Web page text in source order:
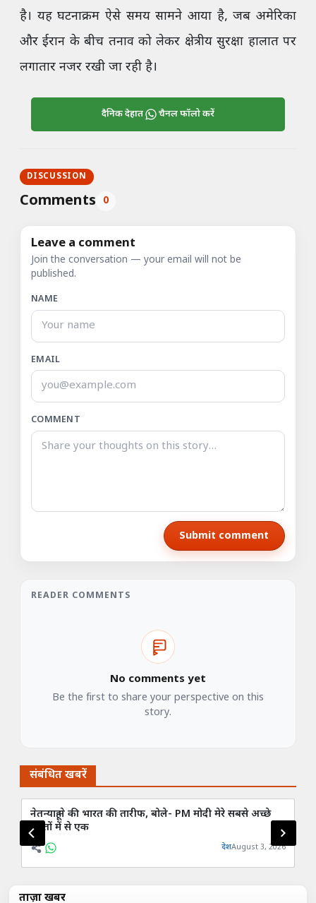
है। यह घटनाक्रम ऐसे समय सामने आया है, जब अमेरिका
और ईरान के बीच तनाव को लेकर क्षेत्रीय सुरक्षा हालात पर
लगातार नजर रखी जा रही है।
दैनिक देहात चैनल फॉलो करें
DISCUSSION
Comments 0
Leave a comment
Join the conversation — your email will not be
published.
NAME
EMAIL
COMMENT
Submit comment
READER COMMENTS
No comments yet
Be the first to share your perspective on this
story.
संबंधित खबरें
नेतन्याहू ने की भारत की तारीफ, बोले- PM मोदी मेरे सबसे अच्छे
दोस्तों में से एक
देशAugust 3, 2026
ताज़ा खबरें